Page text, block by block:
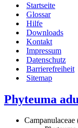
Startseite
Glossar
Hilfe
Downloads
Kontakt
Impressum
Datenschutz
Barrierefreiheit
Sitemap
Phyteuma
Campanulaceae